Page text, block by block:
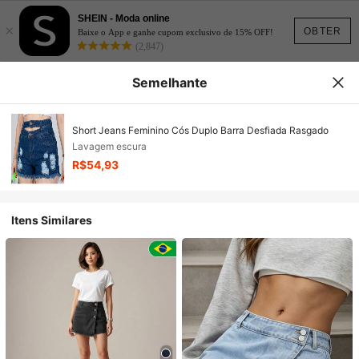
OBTER
×
SHEIN - Moda online
Baixe o App e ganhe cupom exclusivo de 15% OFF!
(2,847)
Semelhante
Short Jeans Feminino Cós Duplo Barra Desfiada Rasgado
Lavagem escura
R$54,93
Itens Similares